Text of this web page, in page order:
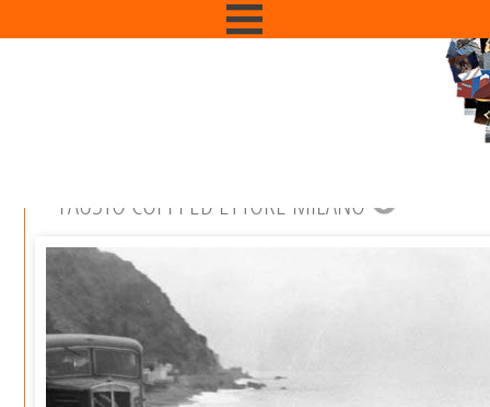
FAUSTO COPPI ED ETTORE MILANO